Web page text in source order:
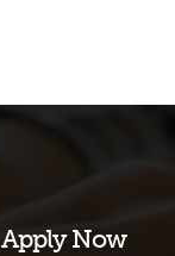
Apply Now